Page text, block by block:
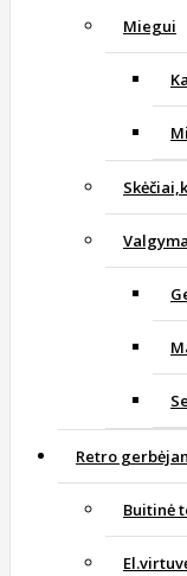
Miegui
Retro
Buitinė